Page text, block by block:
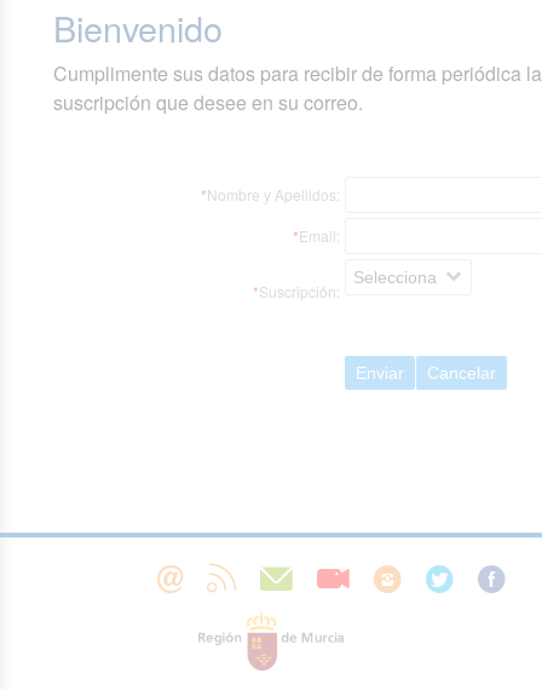
Bienvenido
Cumplimente sus datos para recibir de forma periódica
suscripción que desee en su correo.
*Nombre y Apellidos:
*Email:
*Suscripción:
Selecciona
Enviar Cancelar